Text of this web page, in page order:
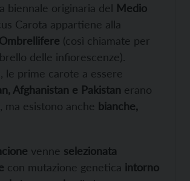
biennale originaria del Medio
Carota appartiene alla
(così chiamate per
delle infiorescenze).
le prime carote a essere
Afghanistan e Pakistan erano
, ma esistono anche bianche,
venne selezionata
con mutazione genetica intorno